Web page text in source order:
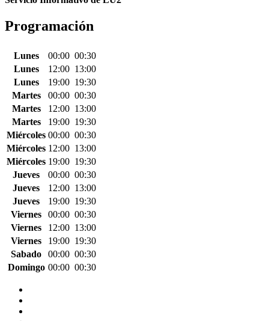
Programación
Lunes 00:00 00:30
Lunes
12:00 13:00
Lunes
19:00 19:30
Martes
00:00 00:30
Martes
12:00 13:00
Martes
19:00 19:30
Miércoles 00:00 00:30
Miércoles 12:00 13:00
Miércoles 19:00 19:30
Jueves
00:00 00:30
Jueves
12:00 13:00
Jueves
19:00 19:30
Viernes
00:00 00:30
Viernes
12:00 13:00
Viernes
19:00 19:30
Sabado
00:00 00:30
Domingo 00:00 00:30